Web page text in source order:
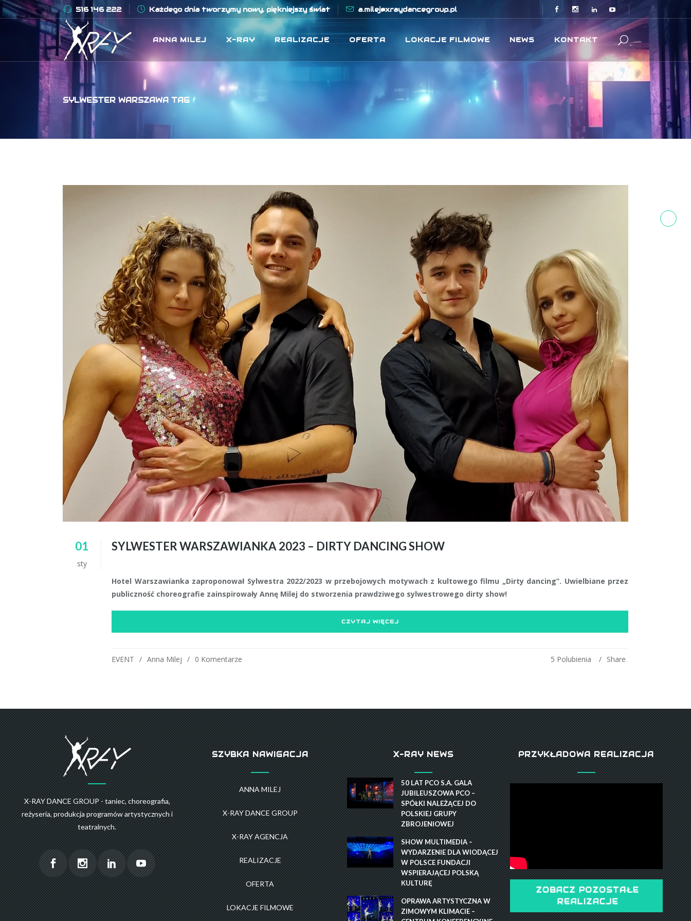
516 146 222 Każdego dnia tworzymy nowy, piękniejszy świat a.milej@xraydancegroup.pl
ANNA MILEJ X-RAY REALIZACJE OFERTA LOKACJE FILMOWE NEWS KONTAKT
SYLWESTER WARSZAWA TAG
01
sty
SYLWESTER WARSZAWIANKA 2023 – DIRTY DANCING SHOW
Hotel Warszawianka zaproponował Sylwestra 2022/2023 w przebojowych motywach z kultowego filmu „Dirty dancing”. Uwielbiane przez
publiczność choreografie zainspirowały Annę Milej do stworzenia prawdziwego sylwestrowego dirty show!
CZYTAJ WIĘCEJ
EVENT Anna Milej 0 Komentarze Share
5 Polubienia
X-RAY DANCE GROUP - taniec, choreografia,
reżyseria, produkcja programów artystycznych i
teatralnych.
SZYBKA NAWIGACJA
ANNA MILEJ
X-RAY DANCE GROUP
X-RAY AGENCJA
REALIZACJE
OFERTA
LOKACJE FILMOWE
X-RAY NEWS
50 LAT PCO S.A. GALA
JUBILEUSZOWA PCO –
SPÓŁKI NALEŻĄCEJ DO
POLSKIEJ GRUPY
ZBROJENIOWEJ
SHOW MULTIMEDIA –
WYDARZENIE DLA WIODĄCEJ
W POLSCE FUNDACJI
WSPIERAJĄCEJ POLSKĄ
KULTURĘ
OPRAWA ARTYSTYCZNA W
ZIMOWYM KLIMACIE –
PRZYKŁADOWA REALIZACJA
ZOBACZ POZOSTAŁE
REALIZACJE